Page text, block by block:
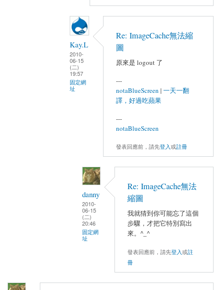
Kay.L
2010-
06-15
(二)
19:57
固定網
址
Re: ImageCache無法縮
圖
原來是 logout 了
---
notaBlueScreen | 一天一翻
譯，好過吃蘋果
---
notaBlueScreen
發表回應前，請先登入或註冊
danny
2010-
06-15
(二)
20:46
固定網
址
Re: ImageCache無法
縮圖
我就猜到你可能忘了這個
步驟，才把它特別寫出
來。^_^
發表回應前，請先登入或註
冊